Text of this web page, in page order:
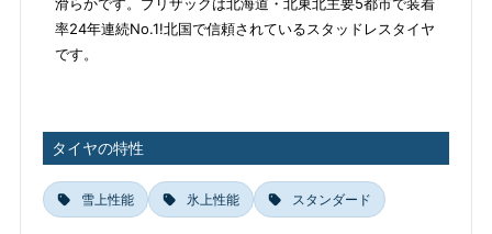
率24年連続No.1!北国で信頼されているスタッドレスタイヤ
です。
タイヤの特性
雪上性能 氷上性能 スタンダード